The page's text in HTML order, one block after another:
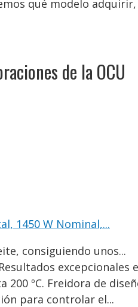
qué modelo
de la OCU
1450 W Nominal,...
consiguiendo unos...
excepcionales
ºC. Freidora de
para controlar el...